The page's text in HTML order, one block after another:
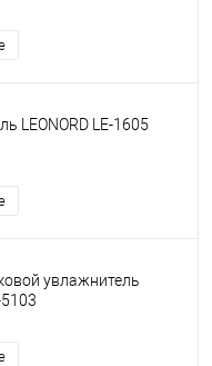
LEONORD LE-1605
увлажнитель
5103